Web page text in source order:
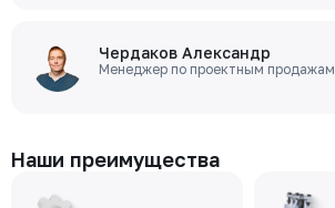
Чердаков Александр
Менеджер по проектным продажам
Наши преимущества